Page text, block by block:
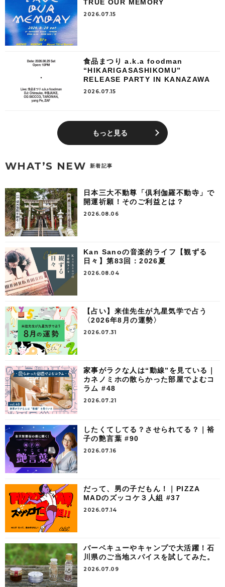
TRUE OUR MEMORY
2026.07.15
食品まつり a.k.a foodman
“HIKARIGASASHIKOMU”
RELEASE PARTY IN KANAZAWA
2026.07.15
もっと見る
WHAT’S NEW 新着記事
日本三大不動尊「倶利伽羅不動寺」で
開運祈願！そのご利益とは？
2026.08.06
Kan Sanoの音楽的ライフ【観ずる
日々】第83回：2026夏
2026.08.04
【占い】来佳先生が九星気学で占う
〈2026年8月の運勢〉
2026.07.31
家事がラクな人は“動線”を見ている｜
カネノミホの散らかった部屋でよむコ
ラム #48
2026.07.21
したくてしてる？させられてる？｜裕
子の艶言葉 #90
2026.07.16
だって、男の子だもん！｜PIZZA
MADのズッコケ３人組 #37
2026.07.14
バーベキューやキャンプで大活躍！石
川県のご当地スパイスを試してみた。
2026.07.09